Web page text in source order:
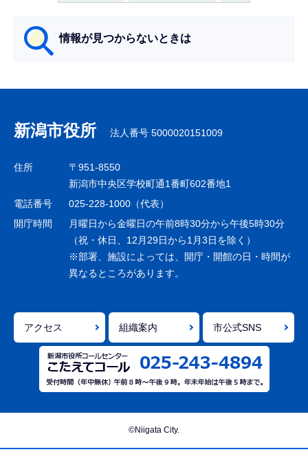
情報が見つからないときは
ナ
ビ
ゲ
シ
ョ
で
新潟市役所 法人番号 5000020151009
住所
〒951-8550
新潟市中央区学校町通1番町602番地1
電話番号
025-228-1000（代表）
開庁時間
月曜日から金曜日の午前8時30分から午後5時30分
（祝・休日、12月29日から1月3日を除く）
※部署、施設によっては、開庁・開館の日・時間が
異なるところがあります。
アクセス 組織案内 市公式SNS
©Niigata City.